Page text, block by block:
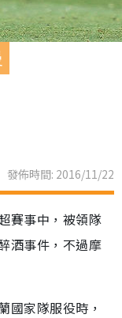
發佈時間: 2016/11/22
賽事中，被領隊
酒事件，不過摩
國家隊服役時，